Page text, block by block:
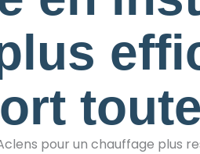
pour un chauffage plus